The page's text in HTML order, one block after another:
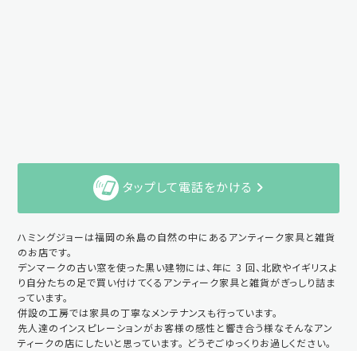
タップして電話をかける
ハミングジョーは福岡の糸島の自然の中にあるアンティーク家具と雑貨
のお店です。
デンマークの古い窓を使った黒い建物には、年に 3 回、北欧やイギリスよ
り自分たちの足で買い付けてくるアンティーク家具と雑貨がぎっしり詰ま
っています。
併設の工房では家具の丁寧なメンテナンスも行っています。
先人達のインスピレーションがお客様の感性と響き合う様なそんなアン
ティークの店にしたいと思っています。 どうぞごゆっくりお過しください。